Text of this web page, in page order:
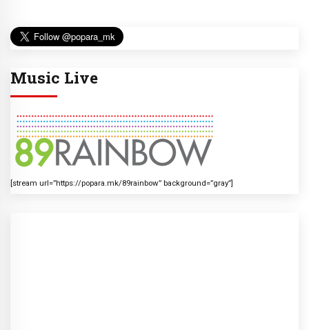
Music Live
[stream url=”https://popara.mk/89rainbow” background=”gray”]